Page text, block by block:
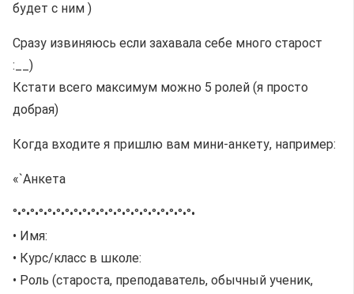
будет с ним )
Сразу извиняюсь если захавала себе много старост
:__)
Кстати всего максимум можно 5 ролей (я просто
добрая)
Когда входите я пришлю вам мини-анкету, например:
«`Анкета
°•°•°•°•°•°•°•°•°•°•°•°•°•°•°•°•°•°•°•°•°•
• Имя:
• Курс/класс в школе:
• Роль (староста, преподаватель, обычный ученик,